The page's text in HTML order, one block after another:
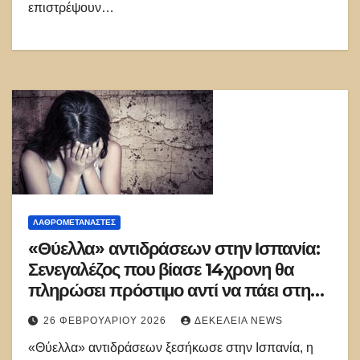
επιστρέψουν…
ΛΑΘΡΟΜΕΤΑΝΑΣΤΕΣ
«Θύελλα» αντιδράσεων στην Ισπανία:
Σενεγαλέζος που βίασε 14χρονη θα
πληρώσει πρόστιμο αντί να πάει στη
φυλακή!
26 ΦΕΒΡΟΥΑΡΊΟΥ 2026 ΔΕΚΈΛΕΙΑ NEWS
«Θύελλα» αντιδράσεων ξεσήκωσε στην Ισπανία, η